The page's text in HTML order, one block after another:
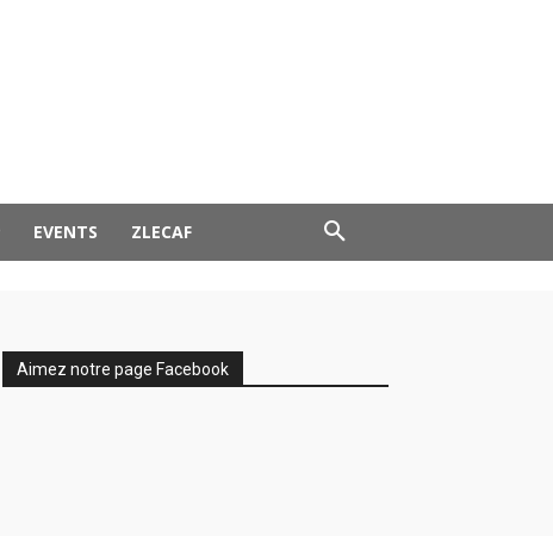
EVENTS ZLECAF
Aimez notre page Facebook